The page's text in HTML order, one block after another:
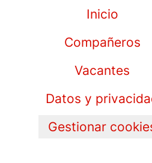
Inicio
Compañeros
Vacantes
Datos y
Gestionar